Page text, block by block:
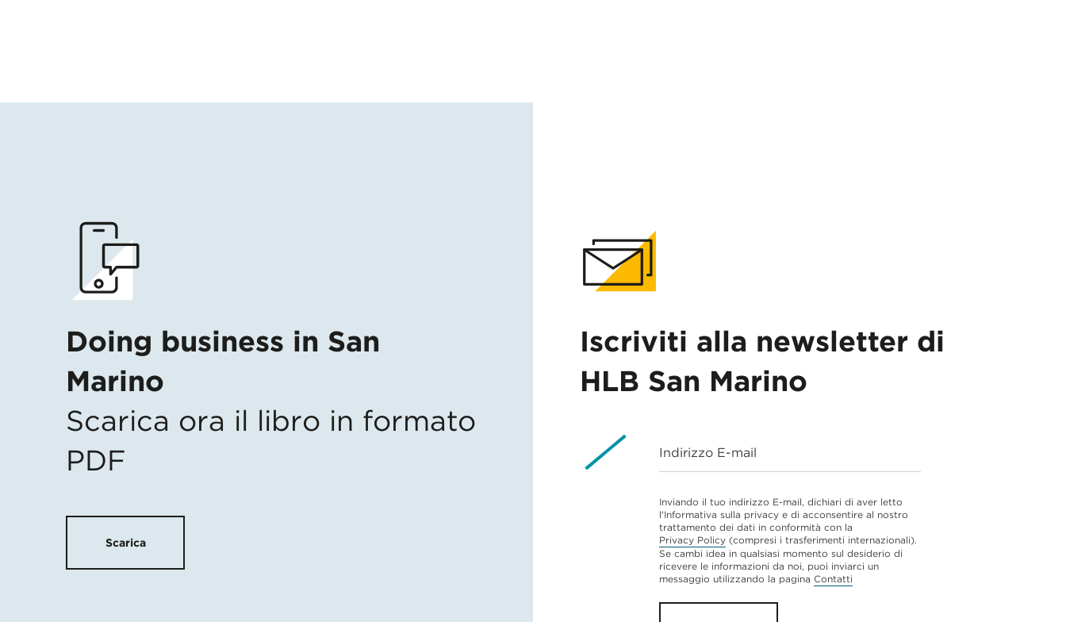
Doing business in San
Marino
Scarica ora il libro in formato
PDF
Scarica
Iscriviti alla newsletter di
HLB San Marino
Indirizzo E-mail
Inviando il tuo indirizzo E-mail, dichiari di aver letto
l'Informativa sulla privacy e di acconsentire al nostro
trattamento dei dati in conformità con la
Privacy Policy (compresi i trasferimenti internazionali).
Se cambi idea in qualsiasi momento sul desiderio di
ricevere le informazioni da noi, puoi inviarci un
messaggio utilizzando la pagina Contatti